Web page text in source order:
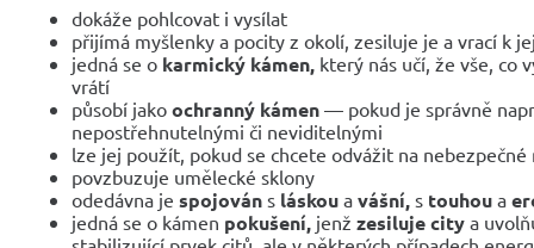
dokáže pohlcovat i vysílat
přijímá myšlenky a pocity z okolí, zesiluje je a vrací k
jedná se o karmický kámen, který nás učí, že vše, co
vrátí
působí jako ochranný kámen — pokud je správně
nepostřehnutelnými či neviditelnými
lze jej použít, pokud se chcete odvážit na nebezpečné
povzbuzuje umělecké sklony
odedávna je spojován s láskou a vášní, s touhou a
jedná se o kámen pokušení, jenž zesiluje city a